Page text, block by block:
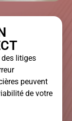
litiges
peuvent
de votre